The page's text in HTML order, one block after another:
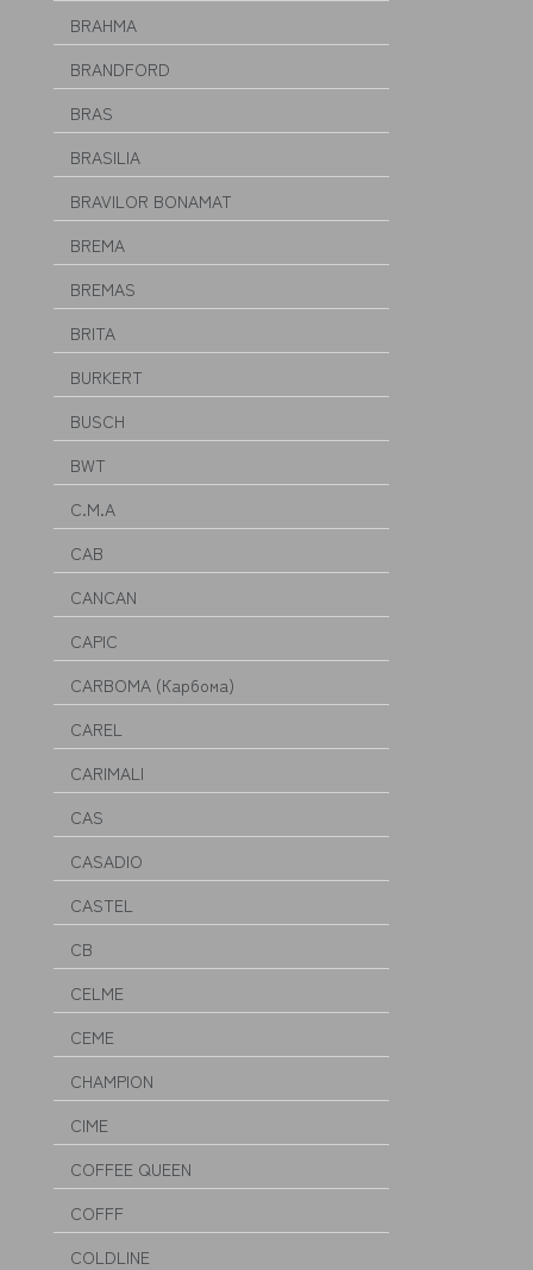
BRAHMA
BRANDFORD
BRAS
BRASILIA
BRAVILOR BONAMAT
BREMA
BREMAS
BRITA
BURKERT
BUSCH
BWT
C.M.A
CAB
CANCAN
CAPIC
CARBOMA (Карбома)
CAREL
CARIMALI
CAS
CASADIO
CASTEL
CB
CELME
CEME
CHAMPION
CIME
COFFEE QUEEN
COFFF
COLDLINE